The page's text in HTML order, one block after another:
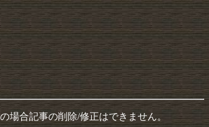
場合記事の削除/修正はできません。